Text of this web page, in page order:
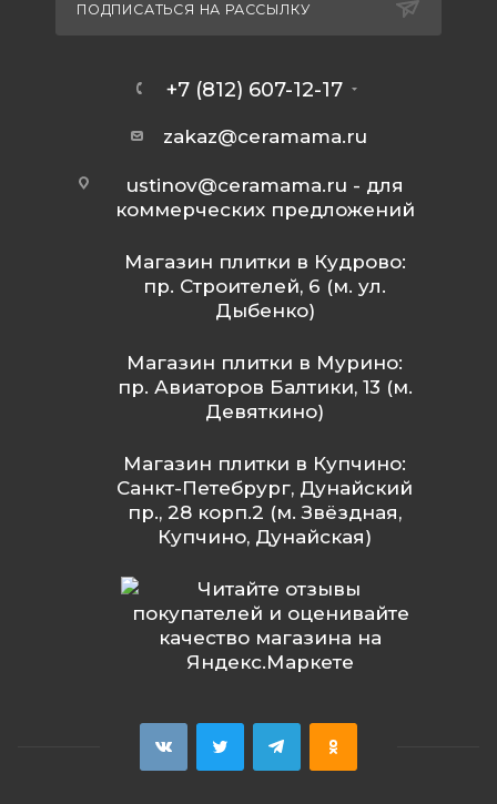
ПОДПИСАТЬСЯ НА РАССЫЛКУ
+7 (812) 607-12-17
zakaz@ceramama.ru
ustinov@ceramama.ru - для
коммерческих предложений
Магазин плитки в Кудрово:
пр. Строителей, 6 (м. ул.
Дыбенко)
Магазин плитки в Мурино:
пр. Авиаторов Балтики, 13 (м.
Девяткино)
Магазин плитки в Купчино:
Санкт-Петебрург, Дунайский
пр., 28 корп.2 (м. Звёздная,
Купчино, Дунайская)